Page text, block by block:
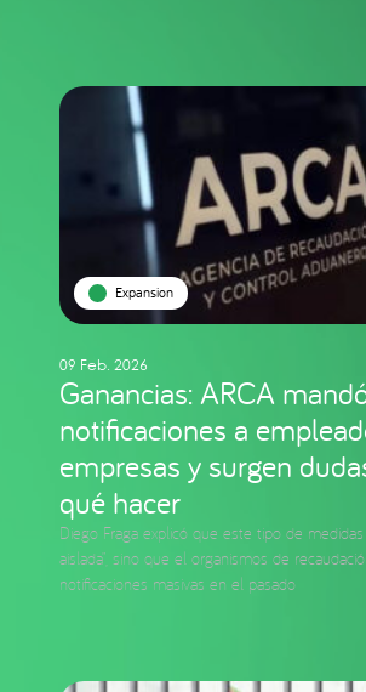
Expansion
09 Feb. 2026
Ganancias: ARCA
notificaciones a
empresas y surgen
qué hacer
Diego Fraga explicó que este tipo de
aislada”, sino que el organismos de
notificaciones masivas en el pasado